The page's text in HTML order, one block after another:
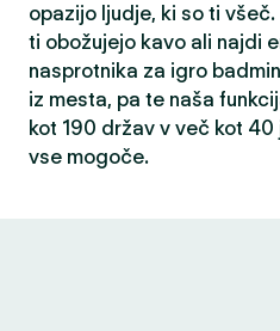
opazijo ljudje, ki so ti
ti obožujejo kavo ali najdi
nasprotnika za igro
iz mesta, pa te naša
kot 190 držav v več kot
vse mogoče.